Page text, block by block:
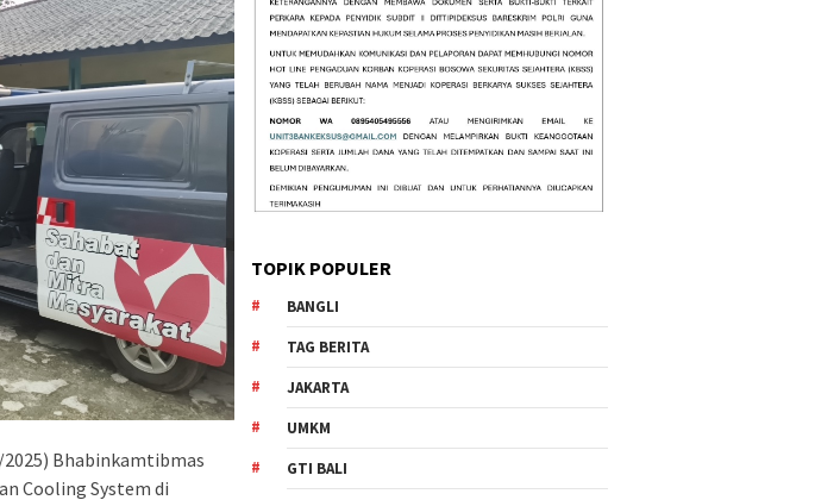
Bhabinkamtibmas
Cooling System di
TOPIK POPULER
BANGLI
TAG BERITA
JAKARTA
UMKM
GTI BALI